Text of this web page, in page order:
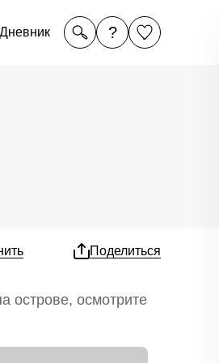
Дневник ?
Поделиться
острове, осмотрите